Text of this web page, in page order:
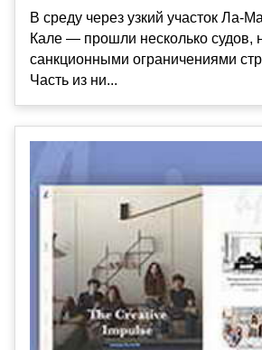
В среду через узкий участок
Кале — прошли несколько судов,
санкционными ограничениями
Часть из ни...